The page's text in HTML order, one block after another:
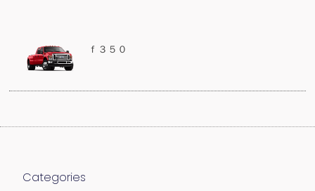
プライバシーポリシー
ｆ３５０
Categories